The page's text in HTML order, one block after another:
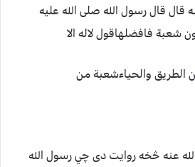
قال قال رسول الله صلی الله عليه
شعبة فافضلهاقول لاله الا
الطريق والحياءشعبة من
عنه څخه روايت دی چي رسول الله